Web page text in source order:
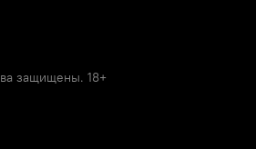
защищены. 18+